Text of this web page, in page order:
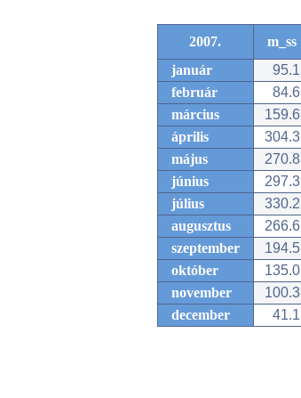
2007. m_ss
január
95.1
február
84.6
március
159.6
április
304.3
május
270.8
június
297.3
július
330.2
augusztus
266.6
szeptember
194.5
október
135.0
november
100.3
december
41.1